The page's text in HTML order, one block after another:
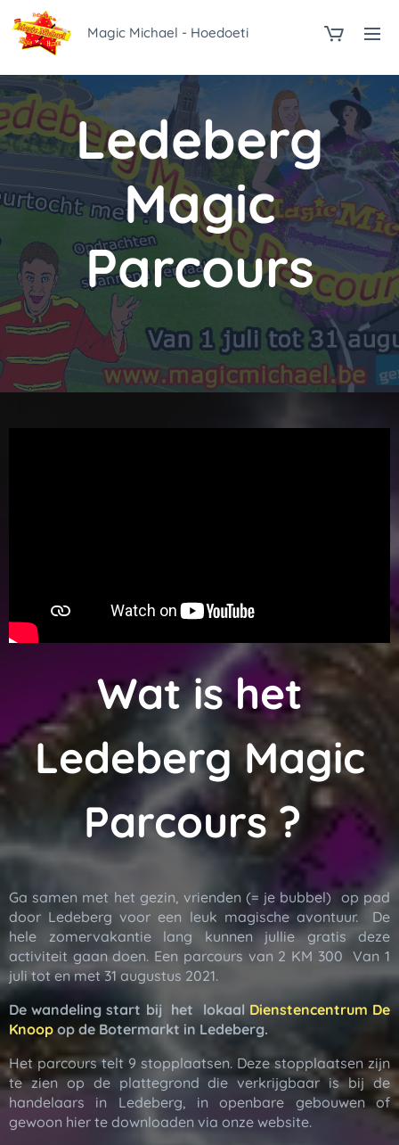
Magic Michael - Hoedoeti
Ledeberg
Magic
Parcours
Wat is het
Ledeberg Magic
Parcours ?
Ga samen met het gezin, vrienden (= je bubbel) op pad
door Ledeberg voor een leuk magische avontuur. De
hele zomervakantie lang kunnen jullie gratis deze
activiteit gaan doen. Een parcours van 2 KM 300 Van 1
juli tot en met 31 augustus 2021.
De wandeling start bij het lokaal Dienstencentrum De
Knoop op de Botermarkt in Ledeberg.
Het parcours telt 9 stopplaatsen. Deze stopplaatsen zijn
te zien op de plattegrond die verkrijgbaar is bij de
handelaars in Ledeberg, in openbare gebouwen of
gewoon hier te downloaden via onze website.